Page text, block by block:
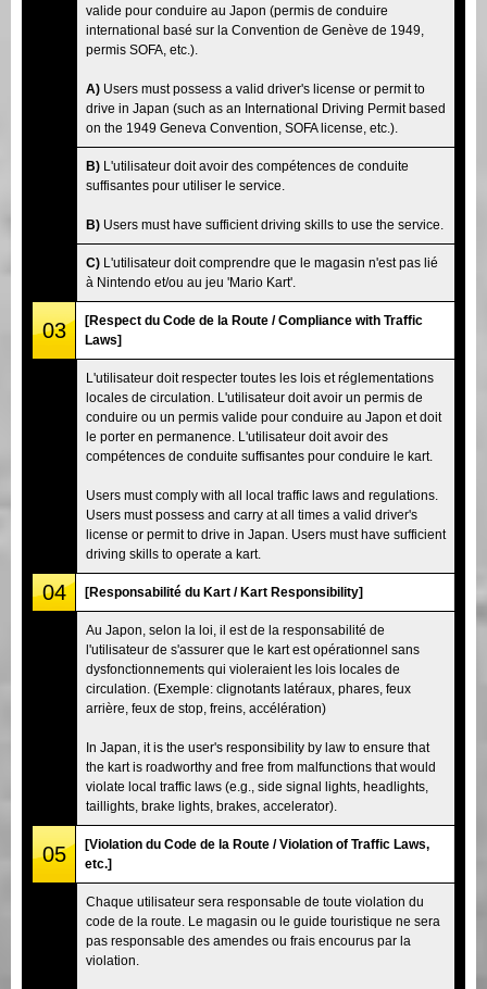
valide pour conduire au Japon (permis de conduire
international basé sur la Convention de Genève de 1949,
permis SOFA, etc.).
A) Users must possess a valid driver's license or permit to
drive in Japan (such as an International Driving Permit based
on the 1949 Geneva Convention, SOFA license, etc.).
B) L'utilisateur doit avoir des compétences de conduite
suffisantes pour utiliser le service.
B) Users must have sufficient driving skills to use the service.
C) L'utilisateur doit comprendre que le magasin n'est pas lié
à Nintendo et/ou au jeu 'Mario Kart'.
03
[Respect du Code de la Route / Compliance with Traffic
Laws]
L'utilisateur doit respecter toutes les lois et réglementations
locales de circulation. L'utilisateur doit avoir un permis de
conduire ou un permis valide pour conduire au Japon et doit
le porter en permanence. L'utilisateur doit avoir des
compétences de conduite suffisantes pour conduire le kart.
Users must comply with all local traffic laws and regulations.
Users must possess and carry at all times a valid driver's
license or permit to drive in Japan. Users must have sufficient
driving skills to operate a kart.
04 [Responsabilité du Kart / Kart Responsibility]
Au Japon, selon la loi, il est de la responsabilité de
l'utilisateur de s'assurer que le kart est opérationnel sans
dysfonctionnements qui violeraient les lois locales de
circulation. (Exemple: clignotants latéraux, phares, feux
arrière, feux de stop, freins, accélération)
In Japan, it is the user's responsibility by law to ensure that
the kart is roadworthy and free from malfunctions that would
violate local traffic laws (e.g., side signal lights, headlights,
taillights, brake lights, brakes, accelerator).
05
[Violation du Code de la Route / Violation of Traffic Laws,
etc.]
Chaque utilisateur sera responsable de toute violation du
code de la route. Le magasin ou le guide touristique ne sera
pas responsable des amendes ou frais encourus par la
violation.